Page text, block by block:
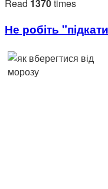
Read 1370times
Не робіть